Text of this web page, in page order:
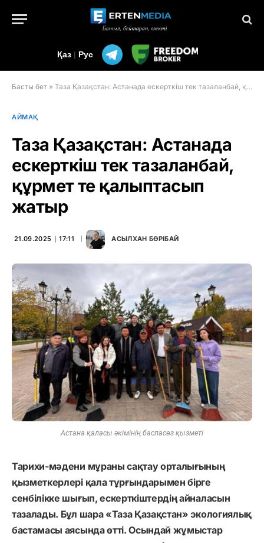
Қаз | Рус
Басты бет » Таза Қазақстан: Астанада ескерткіш тек тазаланбай, құрмет те қалыптасып жатыр
АЙМАҚ
Таза Қазақстан: Астанада
ескерткіш тек тазаланбай,
құрмет те қалыптасып
жатыр
21.09.2025 ∣ 17:11 АСЫЛХАН БӨРІБАЙ
Астана қаласы әкімінің баспасөз қызметі
Тарихи-мәдени мұраны сақтау орталығының
қызметкерлері қала тұрғындарымен бірге
сенбілікке шығып, ескерткіштердің айналасын
тазалады. Бұл шара «Таза Қазақстан» экологиялық
бастамасы аясында өтті. Осындай жұмыстар